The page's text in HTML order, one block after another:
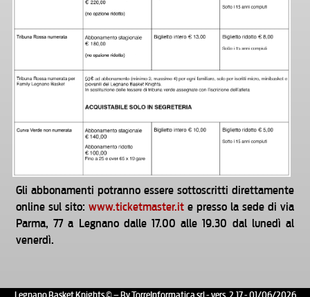
Gli abbonamenti potranno essere sottoscritti direttamente
online sul sito: www.ticketmaster.it e presso la sede di via
Parma, 77 a Legnano dalle 17.00 alle 19.30 dal lunedì al
venerdì.